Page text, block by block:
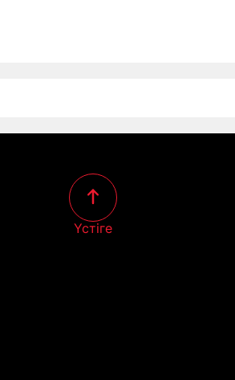
Үстіге